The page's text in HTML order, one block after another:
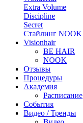
Extra Volume
Discipline
Secret
Стайлинг NOOK
Visionhair
BE HAIR
NOOK
Отзывы
Процедуры
Академия
Расписание
События
Видео / Тренды